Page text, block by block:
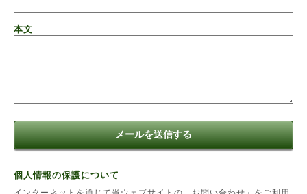
本文
個人情報の保護について